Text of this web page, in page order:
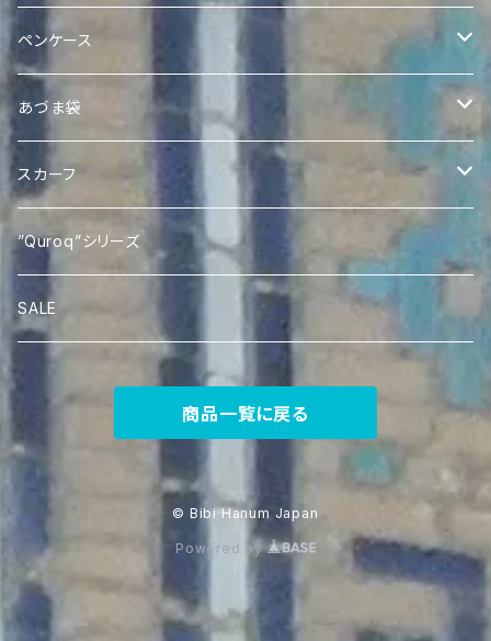
Expandable Ikat Bag
Quroqミニトート
ポケットティッシュケース
アドラスポケットティッシュケース
Quroqポケットティッシュケース
Quroq眼鏡ケース
ペンケース
Quroqペンケース
あづま袋
Ikat あづま袋
スカーフ
Silk Ikat Scarf
”Quroq”シリーズ
SALE
商品一覧に戻る
© Bibi Hanum Japan
Powered by